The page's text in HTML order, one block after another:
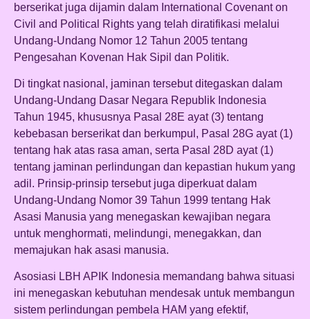
berserikat juga dijamin dalam International Covenant on
Civil and Political Rights yang telah diratifikasi melalui
Undang-Undang Nomor 12 Tahun 2005 tentang
Pengesahan Kovenan Hak Sipil dan Politik.
Di tingkat nasional, jaminan tersebut ditegaskan dalam
Undang-Undang Dasar Negara Republik Indonesia
Tahun 1945, khususnya Pasal 28E ayat (3) tentang
kebebasan berserikat dan berkumpul, Pasal 28G ayat (1)
tentang hak atas rasa aman, serta Pasal 28D ayat (1)
tentang jaminan perlindungan dan kepastian hukum yang
adil. Prinsip-prinsip tersebut juga diperkuat dalam
Undang-Undang Nomor 39 Tahun 1999 tentang Hak
Asasi Manusia yang menegaskan kewajiban negara
untuk menghormati, melindungi, menegakkan, dan
memajukan hak asasi manusia.
Asosiasi LBH APIK Indonesia memandang bahwa situasi
ini menegaskan kebutuhan mendesak untuk membangun
sistem perlindungan pembela HAM yang efektif,